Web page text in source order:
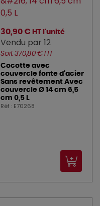
30,90 € HT l'unité
Vendu par 12
Soit 370,80 € HT
Cocotte avec
couvercle fonte d'acier
Sans revêtement Avec
couvercle Ø 14 cm 6,5
cm 0,5 L
Réf : E70268